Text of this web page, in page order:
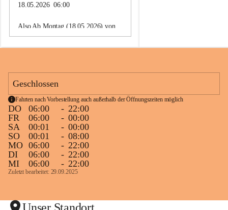
18.05.2026  06:00
Also Ab Montag (18.05.2026) von
06:00 Uhr sind wir wieder für Euch
da.
Taxi Paier Team
Geschlossen
Fahrten nach Vorbestellung auch außerhalb der Öffnungszeiten möglich
DO 06:00 - 22:00
FR
06:00 - 00:00
SA
00:01 - 00:00
SO
00:01 - 08:00
MO 06:00 - 22:00
DI
06:00 - 22:00
MI
06:00 - 22:00
Zuletzt bearbeitet: 29.09.2025
Unser Standort